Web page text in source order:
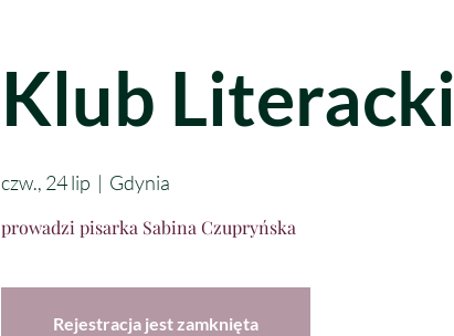
Klub Literacki
czw., 24 lip
  |
Gdynia
prowadzi pisarka Sabina Czupryńska
Rejestracja jest zamknięta